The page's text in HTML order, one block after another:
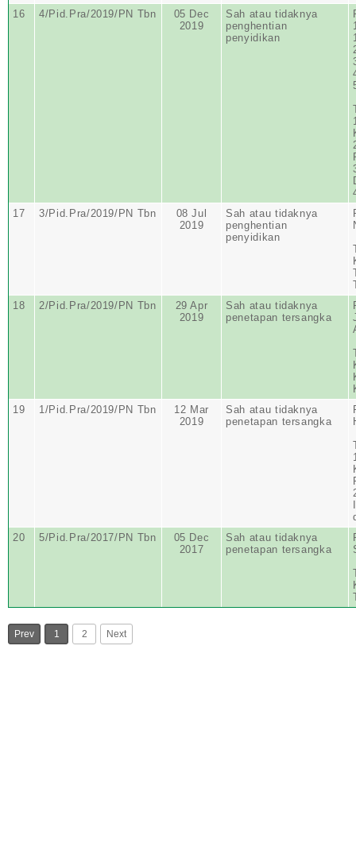
16
4/Pid.Pra/2019/PN Tbn
05 Dec
2019
Sah atau tidaknya
penghentian
penyidikan
17
3/Pid.Pra/2019/PN Tbn
08 Jul
2019
Sah atau tidaknya
penghentian
penyidikan
18
2/Pid.Pra/2019/PN Tbn
29 Apr
2019
Sah atau tidaknya
penetapan tersangka
19
1/Pid.Pra/2019/PN Tbn
12 Mar
2019
Sah atau tidaknya
penetapan tersangka
20
5/Pid.Pra/2017/PN Tbn
05 Dec
2017
Sah atau tidaknya
penetapan tersangka
Prev 1 2 Next